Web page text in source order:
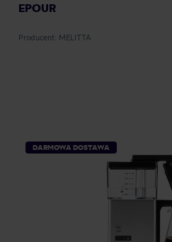
EPOUR
Producent: MELITTA
DARMOWA DOSTAWA